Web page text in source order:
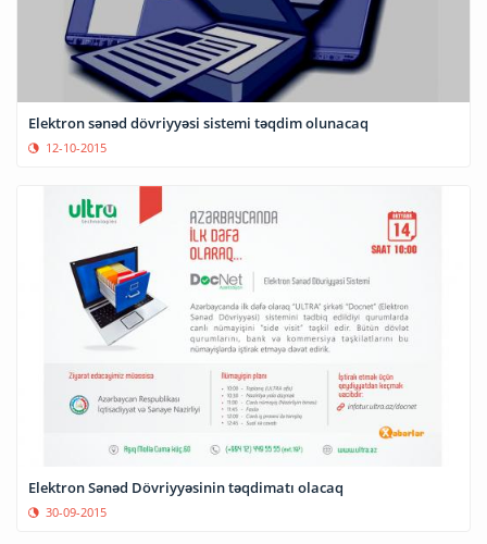
Elektron sənəd dövriyyəsi sistemi təqdim olunacaq
12-10-2015
Elektron Sənəd Dövriyyəsinin təqdimatı olacaq
30-09-2015